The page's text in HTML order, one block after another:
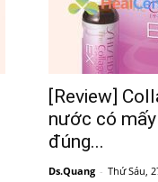
[Review]
nước có
đúng...
Ds.Quang - Thứ Sáu,